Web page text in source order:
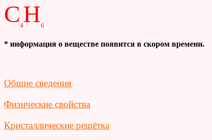
C4H6
* информация о веществе появится в скором времени.
Общие сведения
Физические свойства
Кристаллические решётка